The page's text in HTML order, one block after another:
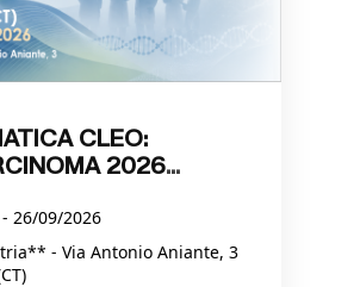
CLEO:
2026
CARE AND
THERAPIES”
26/09/2026
- Via Antonio Aniante, 3